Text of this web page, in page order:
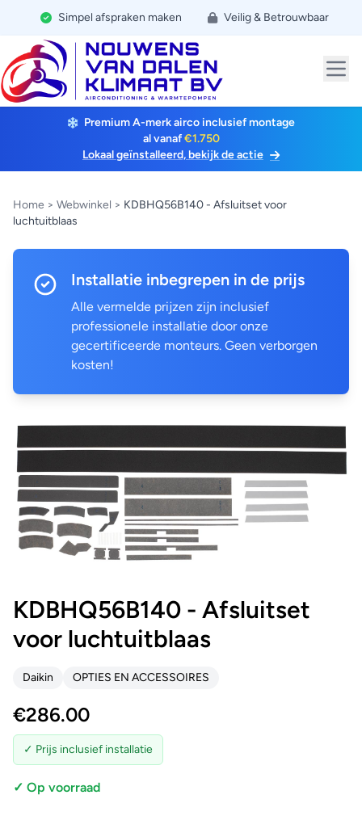
Simpel afspraken maken Veilig & Betrouwbaar
Premium A-merk airco inclusief montage
al vanaf€1.750
Lokaal geïnstalleerd, bekijk de actie
Home > Webwinkel > KDBHQ56B140 - Afsluitset voor
luchtuitblaas
Installatie inbegrepen in de prijs
Alle vermelde prijzen zijn inclusief
professionele installatie door onze
gecertificeerde monteurs. Geen verborgen
kosten!
KDBHQ56B140 - Afsluitset
voor luchtuitblaas
Daikin OPTIES EN ACCESSOIRES
€286.00
✓ Prijs inclusief installatie
✓ Op voorraad